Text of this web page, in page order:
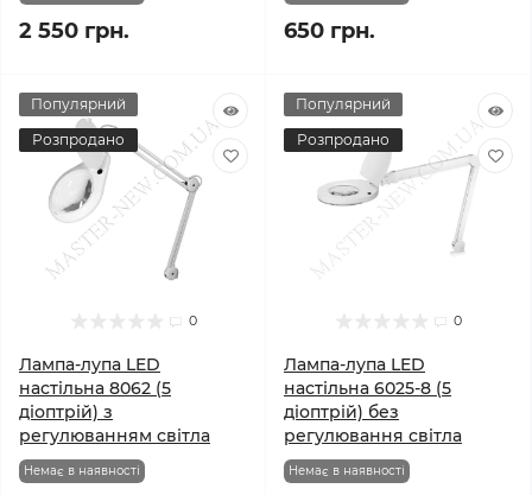
2 550 грн. 650 грн.
Популярний
Розпродано
0
Лампа-лупа LED
настільна 8062 (5
діоптрій) з
регулюванням світла
Немає в наявності
Популярний
Розпродано
0
Лампа-лупа LED
настільна 6025-8 (5
діоптрій) без
регулювання світла
Немає в наявності